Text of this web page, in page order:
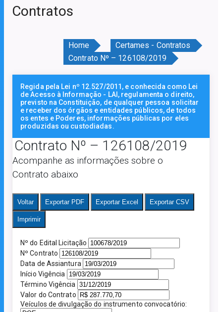
Contratos
Home
Certames - Contratos
Contrato Nº – 126108/2019
Regida pela Lei nº 12.527/2011, e conhecida como Lei
de Acesso à Informação - LAI, regulamenta o direito,
previsto na Constituição, de qualquer pessoa solicitar
e receber dos órgãos e entidades públicos, de todos
os entes e Poderes, informações públicas por eles
produzidas ou custodiadas.
Contrato Nº – 126108/2019
Acompanhe as informações sobre o
Contrato abaixo
Voltar Exportar PDF Exportar Excel Exportar CSV
Imprimir
Nº do Edital Licitação
Nº Contrato
Data de Assiantura
Início Vigência
Término Vigência
Valor do Contrato
Veículos de divulgação do instrumento convocatório: